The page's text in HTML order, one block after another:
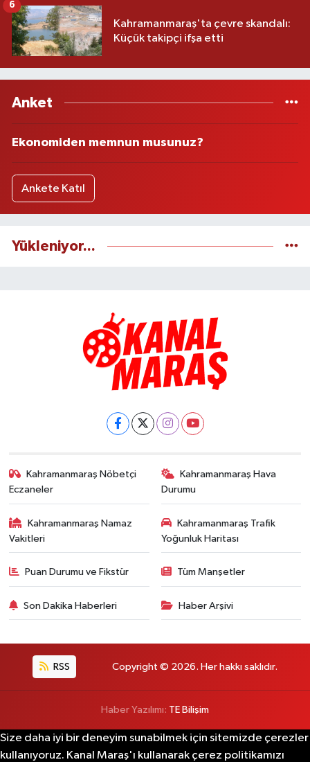
Kahramanmaraş'ta çevre skandalı:
Küçük takipçi ifşa etti
6
Anket
Ekonomiden memnun musunuz?
Ankete Katıl
Yükleniyor...
Kahramanmaraş Nöbetçi
Eczaneler
Kahramanmaraş Hava
Durumu
Kahramanmaraş Namaz
Vakitleri
Kahramanmaraş Trafik
Yoğunluk Haritası
Puan Durumu ve Fikstür Tüm Manşetler
Son Dakika Haberleri Haber Arşivi
RSS Copyright © 2026. Her hakkı saklıdır.
Haber Yazılımı: TE Bilişim
Size daha iyi bir deneyim sunabilmek için sitemizde çerezler
kullanıyoruz. Kanal Maraş'ı kullanarak çerez politikamızı